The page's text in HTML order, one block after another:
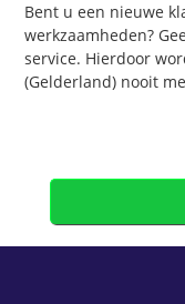
Bent u een nieuwe
werkzaamheden?
service. Hierdoor
(Gelderland) nooit